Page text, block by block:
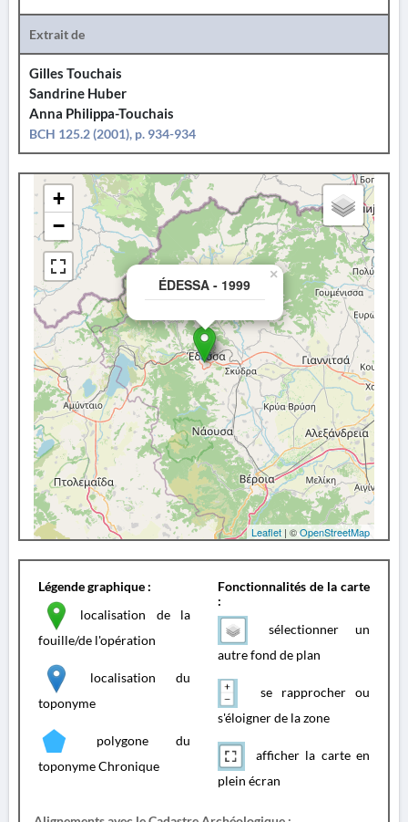
Extrait de
Gilles Touchais
Sandrine Huber
Anna Philippa-Touchais
BCH 125.2 (2001), p. 934-934
ÉDESSA - 1999
×
+
−
Leaflet | ©OpenStreetMap
Légende graphique :
localisation de la
fouille/de l'opération
localisation du
toponyme
polygone du
toponyme Chronique
Fonctionnalités de la carte
:
sélectionner un
autre fond de plan
se rapprocher ou
s'éloigner de la zone
afficher la carte en
plein écran